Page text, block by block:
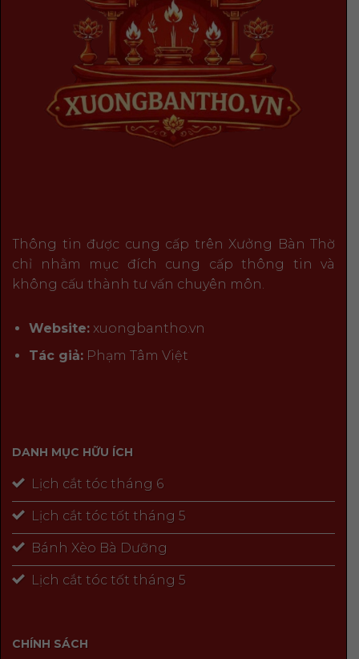
Thông tin được cung cấp trên Xưởng Bàn Thờ
chỉ nhằm mục đích cung cấp thông tin và
không cấu thành tư vấn chuyên môn.
Website:xuongbantho.vn
Tác giả:Phạm Tâm Việt
DANH MỤC HỮU ÍCH
Lịch cắt tóc tháng 6
Lịch cắt tóc tốt tháng 5
Bánh Xèo Bà Dưỡng
Lịch cắt tóc tốt tháng 5
CHÍNH SÁCH